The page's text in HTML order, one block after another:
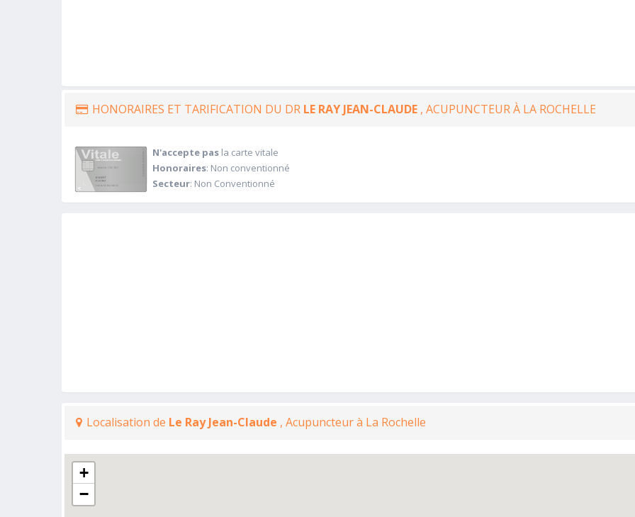
HONORAIRES ET TARIFICATION DU DR LE RAY JEAN-CLAUDE , ACUPUNCTEUR À LA ROCHELLE
N'accepte pasla carte vitale
Honoraires: Non conventionné
Secteur: Non Conventionné
Localisation de Le Ray Jean-Claude , Acupuncteur à La Rochelle
+
−